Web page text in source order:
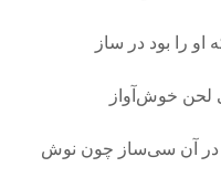
را بود در ساز
لحن خوش‌آواز
آن سی‌ساز چون نوش‌